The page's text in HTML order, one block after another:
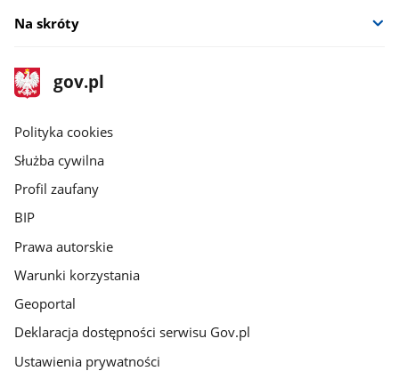
Na skróty
stopka
gov.pl
Strona
gov.pl
gov.pl
Polityka cookies
Służba cywilna
Profil zaufany
BIP
Prawa autorskie
Warunki korzystania
Geoportal
Deklaracja dostępności serwisu Gov.pl
Ustawienia prywatności